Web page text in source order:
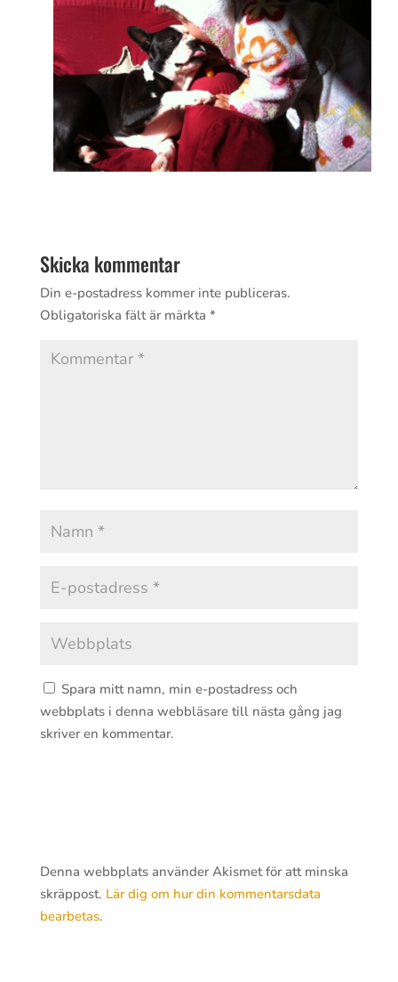
Skicka kommentar
Din e-postadress kommer inte publiceras.
Obligatoriska fält är märkta *
Spara mitt namn, min e-postadress och
webbplats i denna webbläsare till nästa gång jag
skriver en kommentar.
Denna webbplats använder Akismet för att minska
skräppost. Lär dig om hur din kommentarsdata
bearbetas.